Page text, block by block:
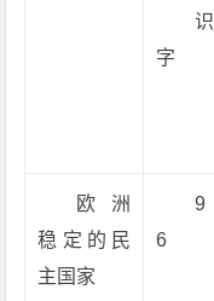
识
字
欧洲
稳定的民
主国家
9
6